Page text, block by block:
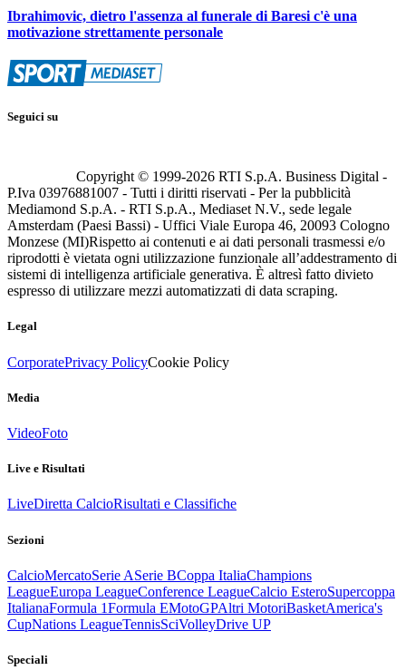
Ibrahimovic, dietro l'assenza al funerale di Baresi c'è una
motivazione strettamente personale
Seguici su
Copyright © 1999-2026 RTI S.p.A. Business Digital -
P.Iva 03976881007 - Tutti i diritti riservati - Per la pubblicità
Mediamond S.p.A. - RTI S.p.A., Mediaset N.V., sede legale
Amsterdam (Paesi Bassi) - Uffici Viale Europa 46, 20093 Cologno
Monzese (MI)Rispetto ai contenuti e ai dati personali trasmessi e/o
riprodotti è vietata ogni utilizzazione funzionale all’addestramento di
sistemi di intelligenza artificiale generativa. È altresì fatto divieto
espresso di utilizzare mezzi automatizzati di data scraping.
Legal
CorporatePrivacy PolicyCookie Policy
Media
VideoFoto
Live e Risultati
LiveDiretta CalcioRisultati e Classifiche
Sezioni
CalcioMercatoSerie ASerie BCoppa ItaliaChampions
LeagueEuropa LeagueConference LeagueCalcio EsteroSupercoppa
ItalianaFormula 1Formula EMotoGPAltri MotoriBasketAmerica's
CupNations LeagueTennisSciVolleyDrive UP
Speciali